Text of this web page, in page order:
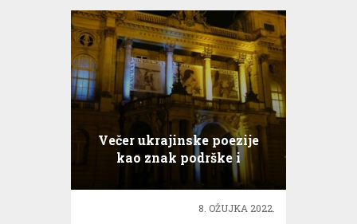
Večer ukrajinske poezije
kao znak podrške i
solidarnosti
8. OŽUJKA 2022.